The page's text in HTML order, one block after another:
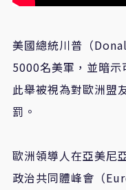
美國總統川普（
5000名美軍，並暗示
此舉被視為對歐洲盟
罰。
歐洲領導人在亞美尼
政治共同體峰會（